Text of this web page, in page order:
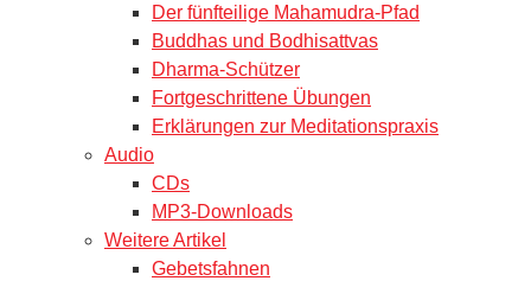
Der fünfteilige Mahamudra-Pfad
Buddhas und Bodhisattvas
Dharma-Schützer
Fortgeschrittene Übungen
Erklärungen zur Meditationspraxis
Audio
CDs
MP3-Downloads
Weitere Artikel
Gebetsfahnen